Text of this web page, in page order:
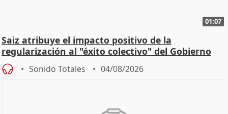
01:07
Saiz atribuye el impacto positivo de la
regularización al "éxito colectivo" del Gobierno
Sonido Totales 04/08/2026